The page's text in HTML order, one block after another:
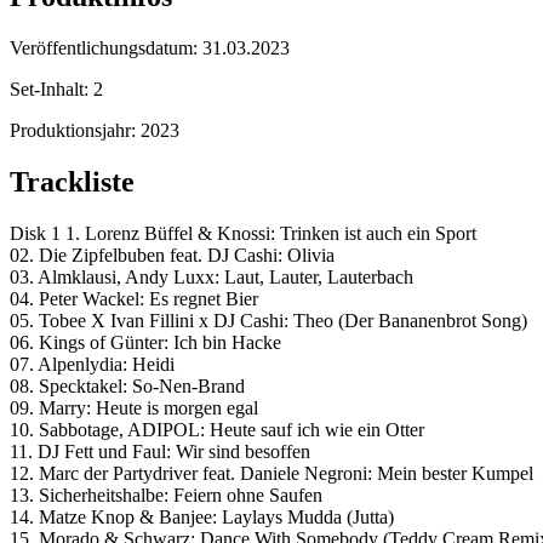
Veröffentlichungsdatum: 31.03.2023
Set-Inhalt: 2
Produktionsjahr: 2023
Trackliste
Disk 1 1. Lorenz Büffel & Knossi: Trinken ist auch ein Sport
02. Die Zipfelbuben feat. DJ Cashi: Olivia
03. Almklausi, Andy Luxx: Laut, Lauter, Lauterbach
04. Peter Wackel: Es regnet Bier
05. Tobee X Ivan Fillini x DJ Cashi: Theo (Der Bananenbrot Song)
06. Kings of Günter: Ich bin Hacke
07. Alpenlydia: Heidi
08. Specktakel: So-Nen-Brand
09. Marry: Heute is morgen egal
10. Sabbotage, ADIPOL: Heute sauf ich wie ein Otter
11. DJ Fett und Faul: Wir sind besoffen
12. Marc der Partydriver feat. Daniele Negroni: Mein bester Kumpel
13. Sicherheitshalbe: Feiern ohne Saufen
14. Matze Knop & Banjee: Laylays Mudda (Jutta)